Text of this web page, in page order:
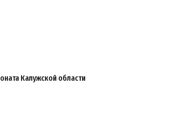
Калужской области